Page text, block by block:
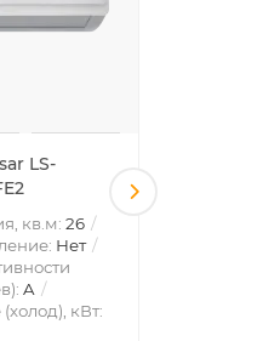
LS-
кв.м: 26
Нет
A
кВт: